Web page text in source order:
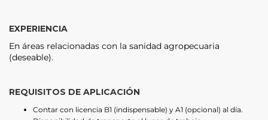
EXPERIENCIA
En áreas relacionadas con la sanidad agropecuaria
(deseable).
REQUISITOS DE APLICACIÓN
Contar con licencia B1 (indispensable) y A1 (opcional) al día.